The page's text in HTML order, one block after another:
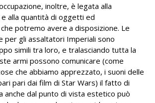
inoltre, è legata alla
alla quantità di oggetti ed
potremo avere a disposizione. Le
per gli assaltatori Imperiali sono
simili tra loro, e tralasciando tutta la
armi possono comunicare (come
che abbiamo apprezzato, i suoni delle
pari dai film di Star Wars) il fatto di
anche dal punto di vista estetico può